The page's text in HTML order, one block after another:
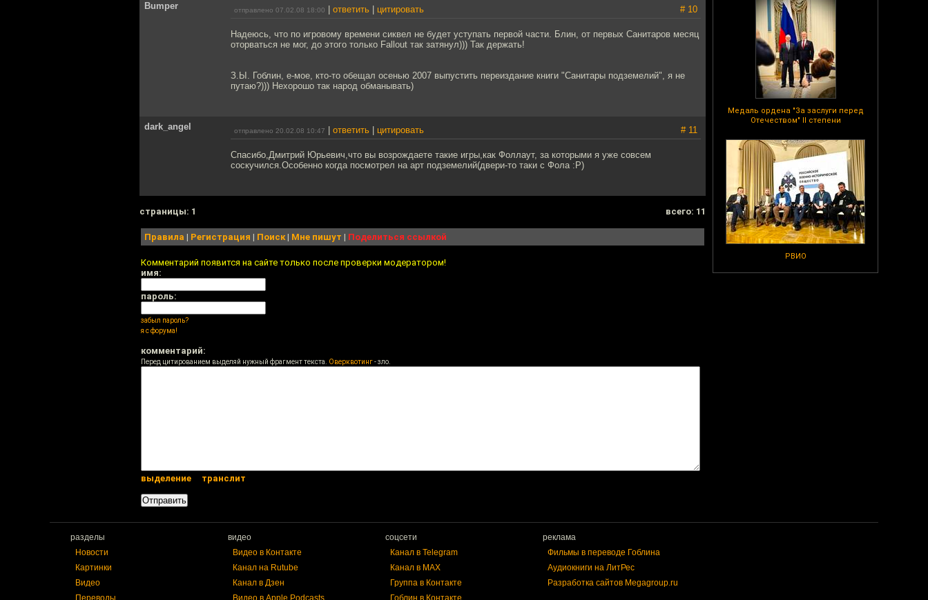
Медаль ордена "За заслуги перед
Отечеством" II степени
РВИО
Bumper отправлено 07.02.08 18:00 ответить цитировать # 10
Надеюсь, что по игровому времени сиквел не будет уступать первой части. Блин, от первых Санитаров месяц
оторваться не мог, до этого только Fallout так затянул))) Так держать!
З.Ы. Гоблин, е-мое, кто-то обещал осенью 2007 выпустить переиздание книги "Санитары подземелий", я не
путаю?))) Нехорошо так народ обманывать)
dark_angel отправлено 20.02.08 10:47 ответить цитировать # 11
Спасибо,Дмитрий Юрьевич,что вы возрождаете такие игры,как Фоллаут, за которыми я уже совсем
соскучился.Особенно когда посмотрел на арт подземелий(двери-то таки с Фола :Р)
cтраницы: 1 всего: 11
Правила | Регистрация | Поиск| Мне пишут | Поделиться ссылкой
Комментарий появится на сайте только после проверки модератором!
имя:
пароль:
забыл пароль?
я с форума!
комментарий:
Перед цитированием выделяй нужный фрагмент текста. Оверквотинг- зло.
выделение транслит
разделы
Новости
Картинки
Видео
Переводы
видео
Видео в Контакте
Канал на Rutube
Канал в Дзен
Видео в Apple Podcasts
соцсети
Канал в Telegram
Канал в MAX
Группа в Контакте
Гоблин в Контакте
реклама
Фильмы в переводе Гоблина
Аудиокниги на ЛитРес
Разработка сайтов Megagroup.ru